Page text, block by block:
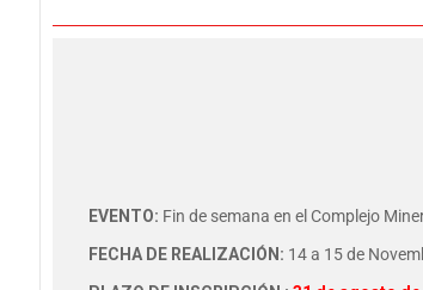
EVENTO: Fin de semana en el Complejo
FECHA DE REALIZACIÓN: 14 a 15 de